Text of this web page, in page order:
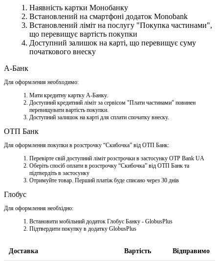
Наявність картки Монобанку
Встановлений на смартфоні додаток Monobank
Встановлений ліміт на послугу "Покупка частинами",
що перевищує вартість покупки
Доступний залишок на карті, що перевищує суму
початкового внеску
А-Банк
Для оформления необходимо:
Мати кредитну картку A-Банку.
Доступний кредитний ліміт за сервісом "Плати частинами" повинен
перевищувати вартість покупки.
Доступний залишок на карті для сплати спочатку внеску.
ОТП Банк
Для оформлення покупки в розстрочку “Скибочка” від ОТП Банк:
Перевірте свій доступний ліміт розстрочки в застосунку OTP Bank UA
Оберіть спосіб оплати в розстрочку “Скибочка” від ОТП Банк та
підтвердіть в застосунку
Отримуйте товар. Перший платіж буде списано через 30 днів
Глобус
Для оформлення необхідно:
Встановити мобільний додаток Глобус Банку - GlobusPlus
Підтвердити покупку в додатку GlobusPlus
Доставка Вартість Відправимо